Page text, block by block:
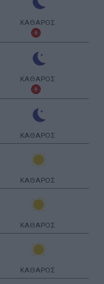
ΚΑΘΑΡΟΣ
ΚΑΘΑΡΟΣ
ΚΑΘΑΡΟΣ
ΚΑΘΑΡΟΣ
ΚΑΘΑΡΟΣ
ΚΑΘΑΡΟΣ